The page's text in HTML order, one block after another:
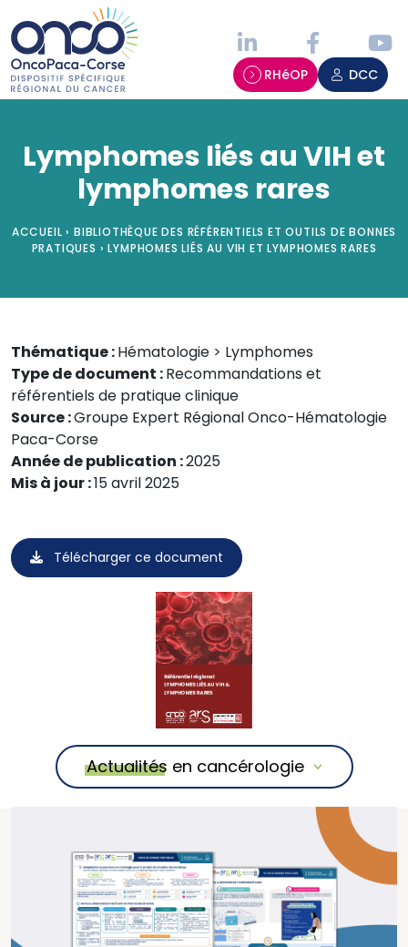
RHéOP DCC
Lymphomes liés au VIH et
lymphomes rares
ACCUEIL › BIBLIOTHÈQUE DES RÉFÉRENTIELS ET OUTILS DE BONNES
PRATIQUES › LYMPHOMES LIÉS AU VIH ET LYMPHOMES RARES
Thématique :Hématologie > Lymphomes
Type de document :Recommandations et
référentiels de pratique clinique
Source :Groupe Expert Régional Onco-Hématologie
Paca-Corse
Année de publication :2025
Mis à jour :15 avril 2025
Télécharger ce document
Actualités en cancérologie
Panneau de gestion des cookies